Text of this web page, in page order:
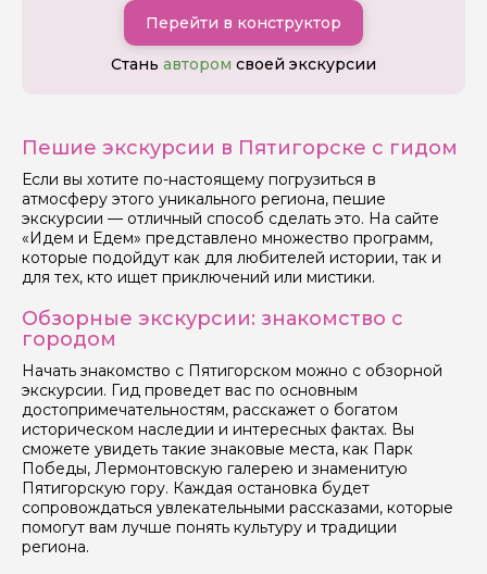
Перейти в конструктор
Стань автором своей экскурсии
Пешие экскурсии в Пятигорске с гидом
Если вы хотите по-настоящему погрузиться в
атмосферу этого уникального региона, пешие
экскурсии — отличный способ сделать это. На сайте
«Идем и Едем» представлено множество программ,
которые подойдут как для любителей истории, так и
для тех, кто ищет приключений или мистики.
Обзорные экскурсии: знакомство с
городом
Начать знакомство с Пятигорском можно с обзорной
экскурсии. Гид проведет вас по основным
достопримечательностям, расскажет о богатом
историческом наследии и интересных фактах. Вы
сможете увидеть такие знаковые места, как Парк
Победы, Лермонтовскую галерею и знаменитую
Пятигорскую гору. Каждая остановка будет
сопровождаться увлекательными рассказами, которые
помогут вам лучше понять культуру и традиции
региона.
данных
Отправить